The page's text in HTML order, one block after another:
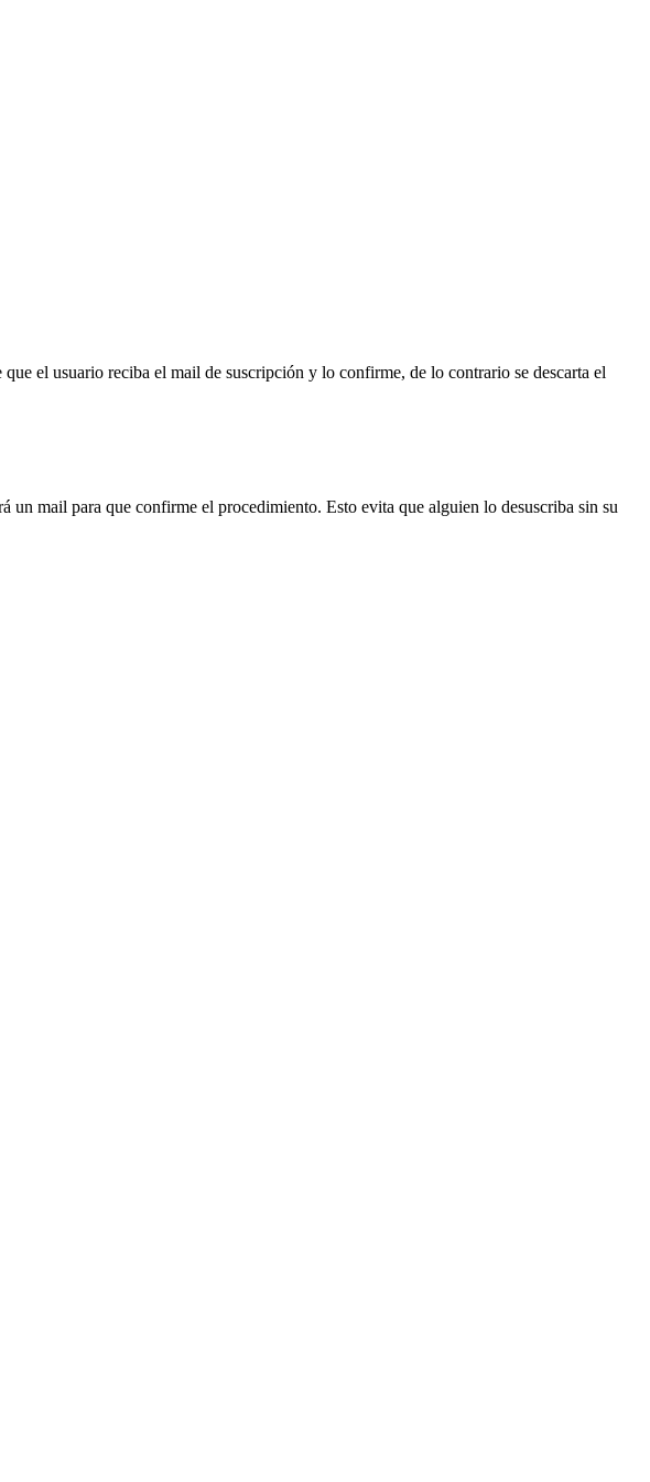
el usuario reciba el mail de suscripción y lo confirme, de lo contrario se descarta el
un mail para que confirme el procedimiento. Esto evita que alguien lo desuscriba sin su